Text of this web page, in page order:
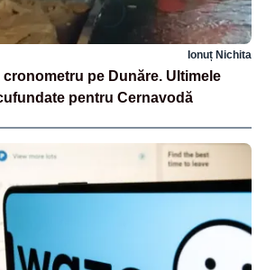
Ionuț Nichita
pe Dunăre. Ultimele
pentru Cernavodă